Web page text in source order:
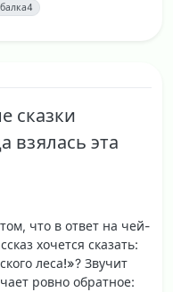
сказки
взялась эта
что в ответ на чей-
хочется сказать:
леса!»? Звучит
ровно обратное: